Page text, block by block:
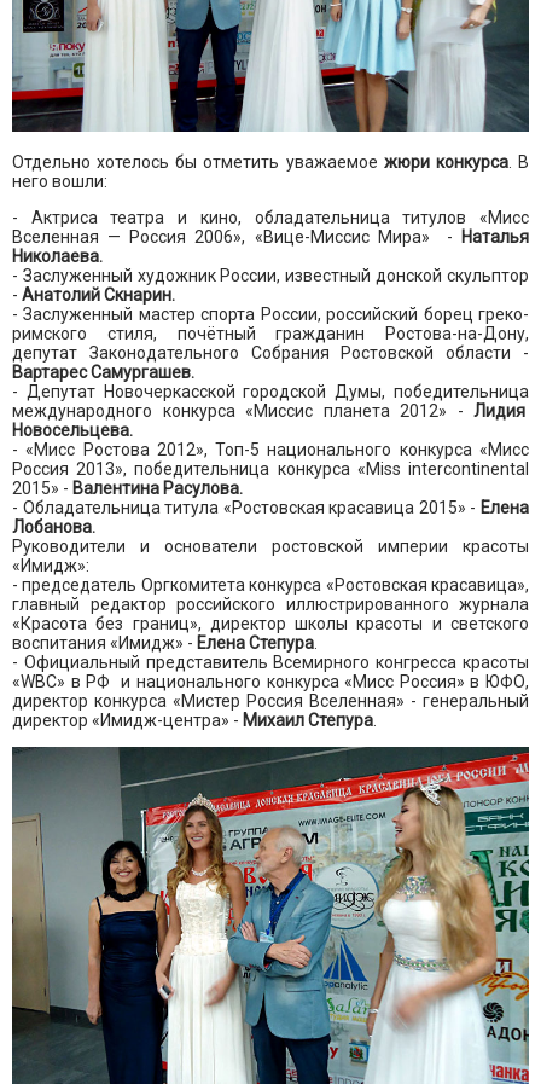
Отдельно хотелось бы отметить уважаемое жюри конкурса. В
него вошли:
- Актриса театра и кино, обладательница титулов «Мисс
Вселенная — Россия 2006», «Вице-Миссис Мира» - Наталья
Николаева.
- Заслуженный художник России, известный донской скульптор
- Анатолий Скнарин.
- Заслуженный мастер спорта России, российский борец греко-
римского стиля, почётный гражданин Ростова-на-Дону,
депутат Законодательного Собрания Ростовской области -
Вартарес Самургашев.
- Депутат Новочеркасской городской Думы, победительница
международного конкурса «Миссис планета 2012» - Лидия
Новосельцева.
- «Мисс Ростова 2012», Топ-5 национального конкурса «Мисс
Россия 2013», победительница конкурса «Miss intercontinental
2015» - Валентина Расулова.
- Обладательница титула «Ростовская красавица 2015» - Елена
Лобанова.
Руководители и основатели ростовской империи красоты
«Имидж»:
- председатель Оргкомитета конкурса «Ростовская красавица»,
главный редактор российского иллюстрированного журнала
«Красота без границ», директор школы красоты и светского
воспитания «Имидж» - Елена Степура
- Официальный представитель Всемирного конгресса красоты
«WBC» в РФ и национального конкурса «Мисс Россия» в ЮФО,
директор конкурса «Мистер Россия Вселенная» - генеральный
директор «Имидж-центра» - Михаил Степура